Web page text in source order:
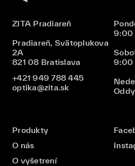
ZITA Pradiareň
Pradiareň, Svätoplukova
2A
821 08 Bratislava
+421 949 788 445
optika@zita.sk
9:00
9:00
Produkty
O nás
O vyšetrení